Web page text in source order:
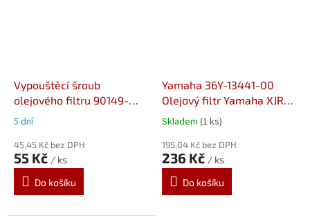
Vypouštěcí šroub
olejového filtru 90149-
05110
5 dní
45,45 Kč bez DPH
55 Kč / ks
Do košíku
Yamaha 36Y-13441-00
Olejový filtr Yamaha XJR
1200/1300 (95-)
Skladem (1 ks)
195,04 Kč bez DPH
236 Kč / ks
Do košíku